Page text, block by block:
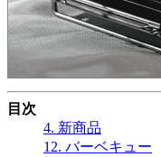
目次
4. 新商品
12. バーベキュー